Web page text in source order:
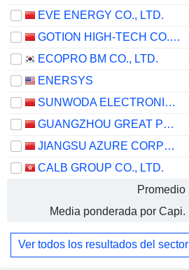
EVE ENERGY CO., LTD.
GOTION HIGH-TECH CO.,LTD.
ECOPRO BM CO., LTD.
ENERSYS
SUNWODA ELECTRONIC CO.,LTD
GUANGZHOU GREAT POWER ENERGY AND TECHNOLOGY CO., LTD
JIANGSU AZURE CORPORATION
CALB GROUP CO., LTD.
Promedio
Media ponderada por Capi.
Ver todos los resultados del sector